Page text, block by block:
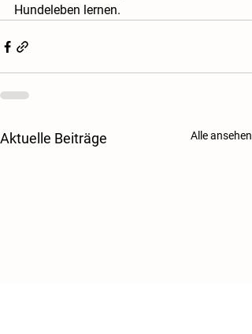
Hundeleben lernen.
Aktuelle Beiträge Alle ansehen